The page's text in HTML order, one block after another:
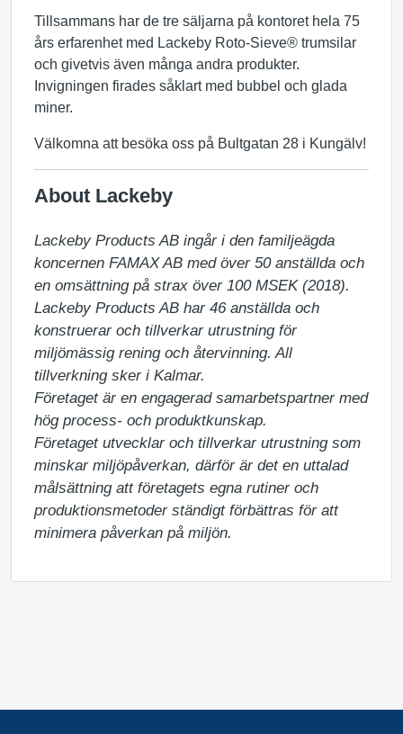
Tillsammans har de tre säljarna på kontoret hela 75
års erfarenhet med Lackeby Roto-Sieve® trumsilar
och givetvis även många andra produkter.
Invigningen firades såklart med bubbel och glada
miner.
Välkomna att besöka oss på Bultgatan 28 i Kungälv!
About Lackeby
Lackeby Products AB ingår i den familjeägda
koncernen FAMAX AB med över 50 anställda och
en omsättning på strax över 100 MSEK (2018).
Lackeby Products AB har 46 anställda och
konstruerar och tillverkar utrustning för
miljömässig rening och återvinning. All
tillverkning sker i Kalmar.
Företaget är en engagerad samarbetspartner med
hög process- och produktkunskap.
Företaget utvecklar och tillverkar utrustning som
minskar miljöpåverkan, därför är det en uttalad
målsättning att företagets egna rutiner och
produktionsmetoder ständigt förbättras för att
minimera påverkan på miljön.